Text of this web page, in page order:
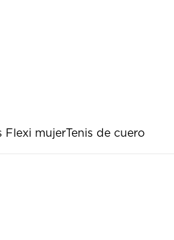
Flexi mujerTenis de cuero